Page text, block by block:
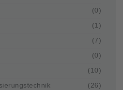
(0)
(1)
(7)
(0)
(10)
(26)